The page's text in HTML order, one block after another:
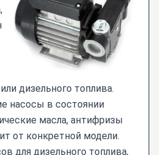
дизельного топлива.
насосы в состоянии
масла, антифризы
от конкретной модели.
для дизельного топлива,